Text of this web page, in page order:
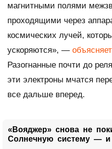
магнитными полями
проходящими через
космических лучей,
ускоряются», — объясняет
Разогнанные почти до
эти электроны мчатся
все дальше вперед.
«Вояджер» снова не
Солнечную систему —